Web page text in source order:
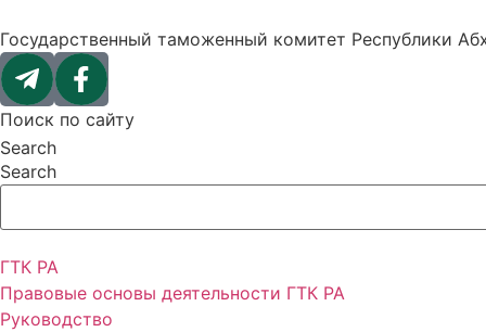
к
содержимому
Государственный таможенный комитет Республики
Поиск по сайту
Search
Search
ГТК РА
Правовые основы деятельности ГТК РА
Руководство